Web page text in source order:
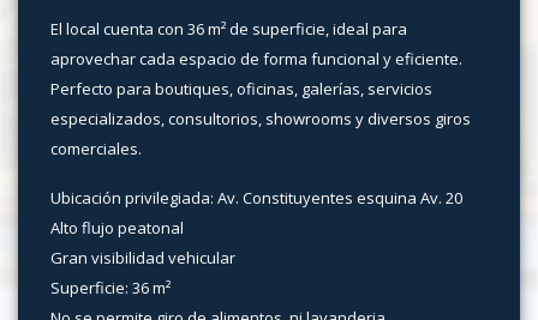
El local cuenta con 36 m² de superficie, ideal para
aprovechar cada espacio de forma funcional y eficiente.
Perfecto para boutiques, oficinas, galerías, servicios
especializados, consultorios, showrooms y diversos giros
comerciales.
Ubicación privilegiada: Av. Constituyentes esquina Av. 20
Alto flujo peatonal
Gran visibilidad vehicular
Superficie: 36 m²